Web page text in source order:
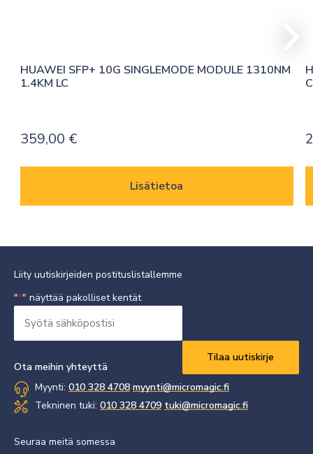
HUAWEI SFP+ 10G SINGLEMODE MODULE 1310NM
1.4KM LC
359,00 €
Lisätietoa
Liity uutiskirjeiden postituslistallemme
"*" näyttää pakolliset kentät
sähköpostisi
Ota meihin yhteyttä
Myynti: 010 328 4708 myynti@micromagic.fi
Tekninen tuki: 010 328 4709 tuki@micromagic.fi
Seuraa meitä somessa